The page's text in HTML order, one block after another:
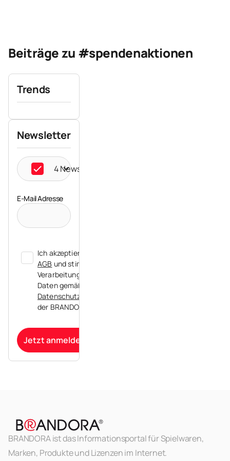
Beiträge zu #spendenaktionen
Trends
Newsletter
4 Newsletter ausgewählt
E-Mail Adresse
Ich akzeptiere die
AGB und stimme der
Verarbeitung meiner
Daten gemäß der
Datenschutzerklärung
der BRANDORA zu.
Jetzt anmelden
BRANDORA ist das Informationsportal für Spielwaren,
Marken, Produkte und Lizenzen im Internet.